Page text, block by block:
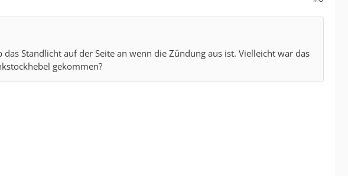
Standlicht auf der Seite an wenn die Zündung aus ist. Vielleicht war das
gekommen?